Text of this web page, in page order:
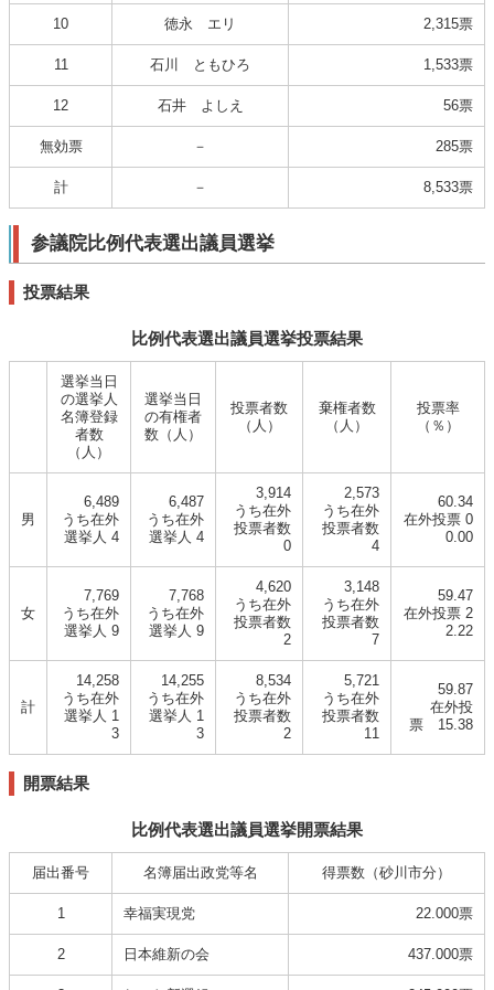
10 徳永 エリ 2,315票
11 石川 ともひろ 1,533票
12 石井 よしえ 56票
無効票 － 285票
計 － 8,533票
参議院比例代表選出議員選挙
投票結果
比例代表選出議員選挙投票結果
選挙当日
の選挙人
名簿登録
者数
（人）
選挙当日
の有権者
数（人）
投票者数
（人）
棄権者数
（人）
投票率
（％）
男
6,489
うち在外
選挙人 4
6,487
うち在外
選挙人 4
3,914
うち在外
投票者数
0
2,573
うち在外
投票者数
4
60.34
在外投票 0
0.00
女
7,769
うち在外
選挙人 9
7,768
うち在外
選挙人 9
4,620
うち在外
投票者数
2
3,148
うち在外
投票者数
7
59.47
在外投票 2
2.22
計
14,258
うち在外
選挙人 1
3
14,255
うち在外
選挙人 1
3
8,534
うち在外
投票者数
2
5,721
うち在外
投票者数
11
59.87
在外投
票 15.38
開票結果
比例代表選出議員選挙開票結果
届出番号 名簿届出政党等名 得票数（砂川市分）
1 幸福実現党 22.000票
2 日本維新の会 437.000票